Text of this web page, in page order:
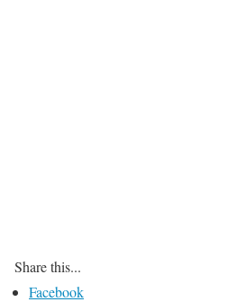
Share this...
Facebook